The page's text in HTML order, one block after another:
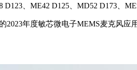
D123、ME42 D125、MD52 D173、
2023年度敏芯微电子MEMS麦克风